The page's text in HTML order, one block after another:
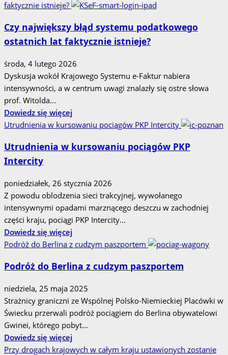
faktycznie istnieje?
Czy największy błąd systemu podatkowego
ostatnich lat faktycznie istnieje?
środa, 4 lutego 2026
Dyskusja wokół Krajowego Systemu e‑Faktur nabiera
intensywności, a w centrum uwagi znalazły się ostre słowa
prof. Witolda...
Dowiedz się więcej
się
o
błąd
systemu
podatkowego
ostatnich
faktycznie
Utrudnienia w kursowaniu pociągów PKP Intercity
Utrudnienia w kursowaniu pociągów PKP
Intercity
poniedziałek, 26 stycznia 2026
Z powodu oblodzenia sieci trakcyjnej, wywołanego
intensywnymi opadami marznącego deszczu w zachodniej
części kraju, pociągi PKP Intercity...
Dowiedz się więcej
się
o
w
kursowaniu
pociągów
PKP
Podróż do Berlina z cudzym paszportem
Podróż do Berlina z cudzym paszportem
niedziela, 25 maja 2025
Strażnicy graniczni ze Wspólnej Polsko-Niemieckiej Placówki w
Świecku przerwali podróż pociągiem do Berlina obywatelowi
Gwinei, którego pobyt...
Dowiedz się więcej
się
Przy drogach krajowych w całym kraju ustawionych zostanie